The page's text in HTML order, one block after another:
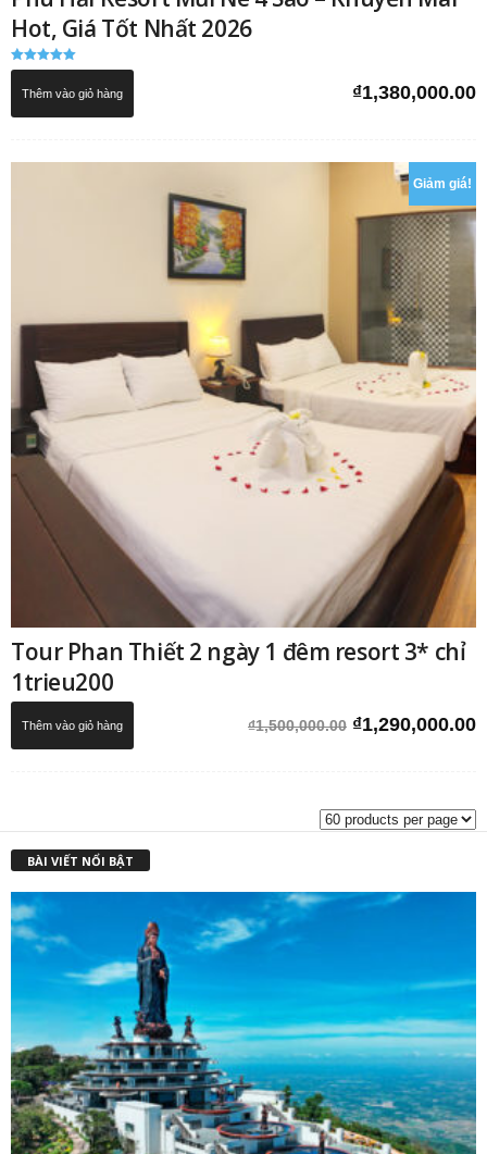
Hot, Giá Tốt Nhất 2026
Được xếp
5.00
₫1,380,000.00
Thêm vào giỏ hàng
Giảm giá!
Tour Phan Thiết 2 ngày 1 đêm resort 3* chỉ
1trieu200
₫1,500,000.00 Giá
₫1,290,000.00
Thêm vào giỏ hàng
BÀI VIẾT NỔI BẬT